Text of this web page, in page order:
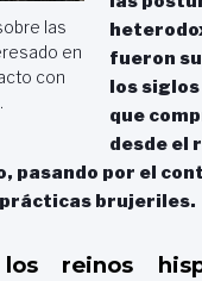
las
en
con
fueron
los siglos
que
desde el
pasando por el
brujeriles.
reinos